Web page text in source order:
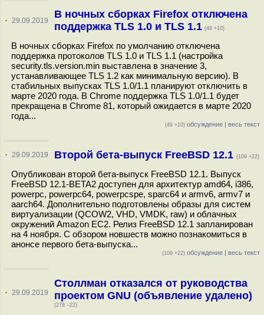
· 29.09.2019
В ночных сборках Firefox отключена
поддержка TLS 1.0 и TLS 1.1 (49 +10)
В ночных сборках Firefox по умолчанию отключена
поддержка протоколов TLS 1.0 и TLS 1.1 (настройка
security.tls.version.min выставлена в значение 3,
устанавливающее TLS 1.2 как минимальную версию). В
стабильных выпусках TLS 1.0/1.1 планируют отключить в
марте 2020 года. В Chrome поддержка TLS 1.0/1.1 будет
прекращена в Chrome 81, который ожидается в марте 2020
года...
(49 +10) обсуждение | весь текст
· 29.09.2019 Второй бета-выпуск FreeBSD 12.1 (109 +22)
Опубликован второй бета-выпуск FreeBSD 12.1. Выпуск
FreeBSD 12.1-BETA2 доступен для архитектур amd64, i386,
powerpc, powerpc64, powerpcspe, sparc64 и armv6, armv7 и
aarch64. Дополнительно подготовлены образы для систем
виртуализации (QCOW2, VHD, VMDK, raw) и облачных
окружений Amazon EC2. Релиз FreeBSD 12.1 запланирован
на 4 ноября. С обзором новшеств можно познакомиться в
анонсе первого бета-выпуска...
(109 +22) обсуждение | весь текст
· 29.09.2019
Столлман отказался от руководства
проектом GNU (объявление удалено)
(278 –22)